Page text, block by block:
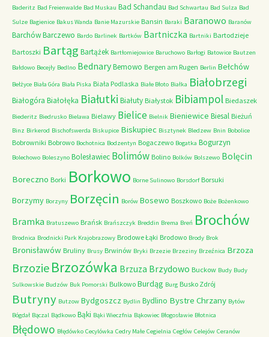
Baderitz Bad Freienwalde Bad Muskau Bad Schandau Bad Schwartau Bad Sulza Bad
Sulze Bagienice Bakus Wanda Banie Mazurskie Bansin Baraki Baranowo Baranów
BarchówBarczewo Bardo Barlinek Bartków Bartniczka Bartniki Bartodzieje
Bartoszki Bartąg Bartążek Bartłomiejowice Baruchowo Barłogi Batowice Bautzen
Bałdowo Becejły Bedlno BednaryBemowo Bergen am Rugen Berlin Bełchów
Bełżyce Biała Góra Biała Piska Biała Podlaska Białe Błoto Białka Białobrzegi
Białogóra Białołęka Białutki Białuty Białystok Bibiampol Biedaszek
Biederitz Biedrusko Bielawa Bielawy Bielice Bielnik Bieniewice Biesal Bieżuń
Binz Birkerod Bischofswerda Biskupice Biskupiec Bisztynek Bledzew Bnin Bobolice
Bobrowniki Bobrowo Bochotnica Bodzentyn Bogaczewo Bogatka Bogurzyn
Bolechowo Boleszyno Bolesławiec Bolimów Bolino Bolków Bolszewo Bolęcin
Boreczno Borki Borkowo Borne Sulinowo Borsdorf Borsuki
Borzymy Borzyny Borzęcin Borów Bosewo Boszkowo Boże Bożenkowo
Bramka Bratuszewo Brańsk Brańszczyk Breddin Brema Breń Brochów
Brodnica Brodnicki Park Krajobrazowy Brodowe Łąki Brodowo Brody Brok
Bronisławów Bruliny Brusy Brwinów Bryki Brzezie Brzeziny Brzeźnica Brzoza
Brzozie Brzozówka Brzuza Brzydowo Buckow Budy Budy
Sulkowskie Budzów Buk Pomorski Bulkowo Burdąg Burg Busko Zdrój
Butryny Butzow Bydgoszcz Bydlin Bydlino Bystre Chrzany Bytów
Bógdał Bączal Bądkowo Bąki Bąki Wieczfnia Bąkowiec Błogosławie Błotnica
Błędowo Błędówko Cecylówka Cedry Małe Cegielnia Cegłów Celejów Ceranów